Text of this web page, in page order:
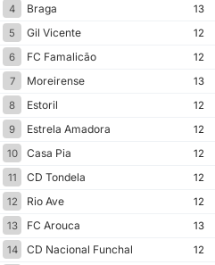
4
Braga 13
5
Gil Vicente 12
6
FC Famalicão 12
7
Moreirense 13
8
Estoril 12
9
Estrela Amadora 12
10
Casa Pia 12
11
CD Tondela 12
12
Rio Ave 12
13
FC Arouca 13
14
CD Nacional Funchal 12